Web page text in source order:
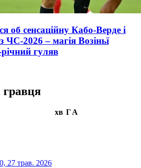
об сенсаційну Кабо-Верде і
ЧС-2026 – магія Возіньї
гуляв
гравця
хв ГА
27 трав. 2026